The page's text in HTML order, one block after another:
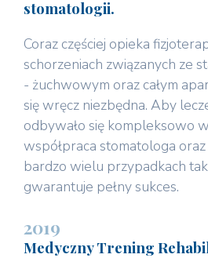
stomatologii.
Coraz częściej opieka
schorzeniach związanych ze
- żuchwowym oraz całym
się wręcz niezbędna. Aby
odbywało się kompleksowo
współpraca stomatologa
bardzo wielu przypadkach
gwarantuje pełny sukces.
2019
Medyczny Trening